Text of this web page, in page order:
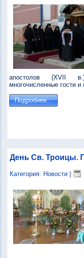
апостолов (XVII
многочисленные гости
Подробнее...
День Св. Троицы.
Категория: Новости |